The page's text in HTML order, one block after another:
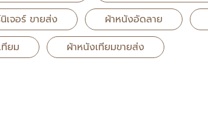
เจอร์ ขายส่ง ผ้าหนังอัดลาย
ยม ผ้าหนังเทียมขายส่ง